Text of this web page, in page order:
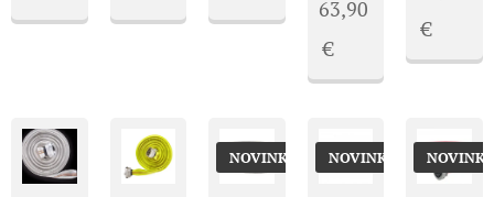
63,90
€
€
NOVINKA NOVINKA